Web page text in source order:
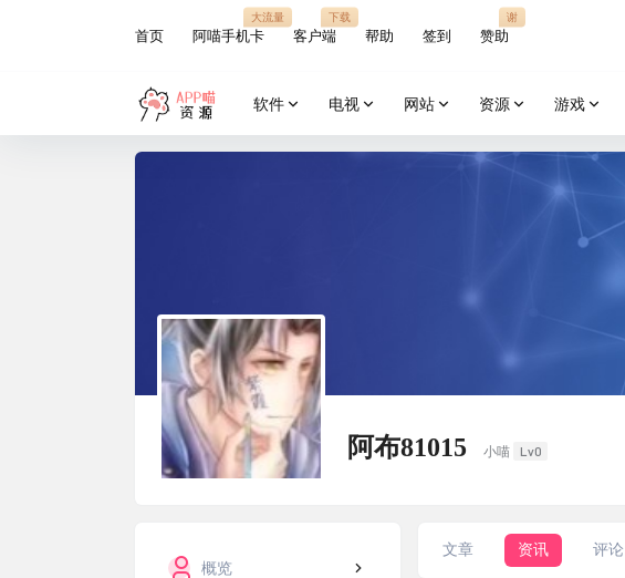
首页 阿喵手机卡
大流量
客户端
下载
帮助 签到 赞助
谢
软件 电视 网站 资源 游戏
阿布81015 小喵
Lv0
概览
文章 资讯 评论